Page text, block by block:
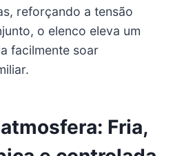
reforçando a tensão
o elenco eleva um
facilmente soar
Fria,